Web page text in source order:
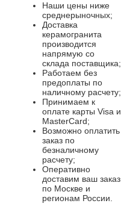
Наши цены ниже
среднерыночных;
Доставка
керамогранита
производится
напрямую со
склада поставщика;
Работаем без
предоплаты по
наличному расчету;
Принимаем к
оплате карты Visa и
MasterCard;
Возможно оплатить
заказ по
безналичному
расчету;
Оперативно
доставим ваш заказ
по Москве и
регионам России.